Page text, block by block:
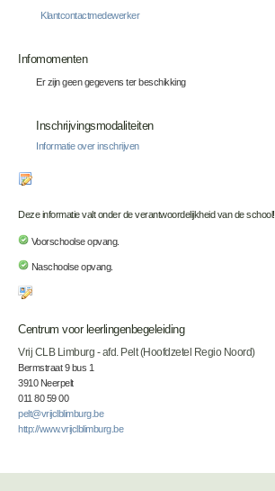
Klantcontactmedewerker
Infomomenten
Er zijn geen gegevens ter beschikking
Inschrijvingsmodaliteiten
Informatie over inschrijven
Deze informatie valt onder de verantwoordelijkheid van de school!
Voorschoolse opvang.
Naschoolse opvang.
Centrum voor leerlingenbegeleiding
Vrij CLB Limburg - afd. Pelt (Hoofdzetel Regio Noord)
Bermstraat 9 bus 1
3910 Neerpelt
011 80 59 00
pelt@vrijclblimburg.be
http://www.vrijclblimburg.be